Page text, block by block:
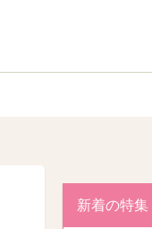
新着の特集